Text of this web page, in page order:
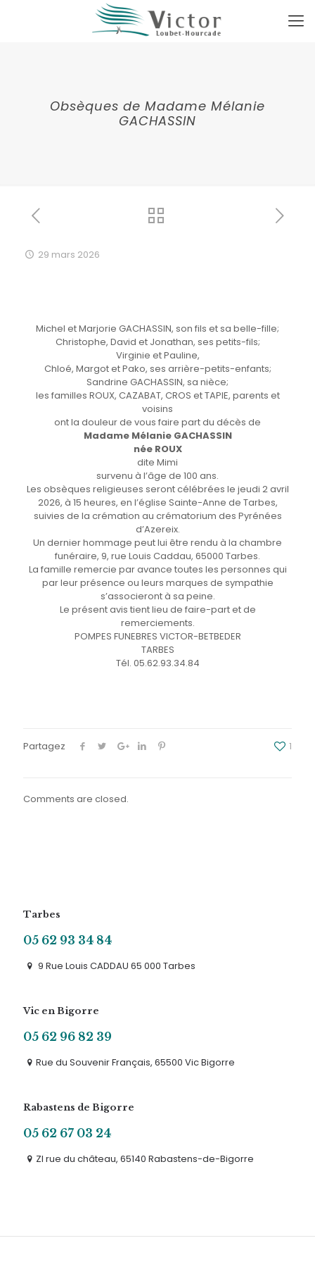
Obsèques de Madame Mélanie
GACHASSIN
29 mars 2026
Michel et Marjorie GACHASSIN, son fils et sa belle-fille;
Christophe, David et Jonathan, ses petits-fils;
Virginie et Pauline,
Chloé, Margot et Pako, ses arrière-petits-enfants;
Sandrine GACHASSIN, sa nièce;
les familles ROUX, CAZABAT, CROS et TAPIE, parents et
voisins
ont la douleur de vous faire part du décès de
Madame Mélanie GACHASSIN
née ROUX
dite Mimi
survenu à l’âge de 100 ans.
Les obsèques religieuses seront célébrées le jeudi 2 avril
2026, à 15 heures, en l’église Sainte-Anne de Tarbes,
suivies de la crémation au crématorium des Pyrénées
d’Azereix.
Un dernier hommage peut lui être rendu à la chambre
funéraire, 9, rue Louis Caddau, 65000 Tarbes.
La famille remercie par avance toutes les personnes qui
par leur présence ou leurs marques de sympathie
s’associeront à sa peine.
Le présent avis tient lieu de faire-part et de
remerciements.
POMPES FUNEBRES VICTOR-BETBEDER
TARBES
Tél. 05.62.93.34.84
Partagez 1
Comments are closed.
Tarbes
05 62 93 34 84
9 Rue Louis CADDAU 65 000 Tarbes
Vic en Bigorre
05 62 96 82 39
Rue du Souvenir Français, 65500 Vic Bigorre
Rabastens de Bigorre
05 62 67 03 24
ZI rue du château, 65140 Rabastens-de-Bigorre